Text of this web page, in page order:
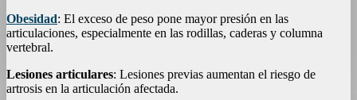
Obesidad: El exceso de peso pone mayor presión en las
articulaciones, especialmente en las rodillas, caderas y columna
vertebral.
Lesiones articulares: Lesiones previas aumentan el riesgo de
artrosis en la articulación afectada.